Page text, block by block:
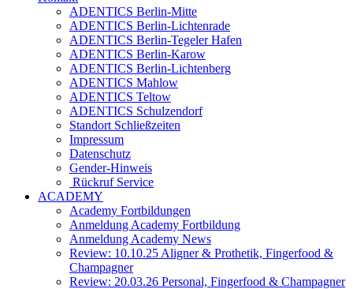
ADENTICS Berlin-Mitte
ADENTICS Berlin-Lichtenrade
ADENTICS Berlin-Tegeler Hafen
ADENTICS Berlin-Karow
ADENTICS Berlin-Lichtenberg
ADENTICS Mahlow
ADENTICS Teltow
ADENTICS Schulzendorf
Standort Schließzeiten
Impressum
Datenschutz
Gender-Hinweis
Rückruf Service
ACADEMY
Academy Fortbildungen
Anmeldung Academy Fortbildung
Anmeldung Academy News
Review: 10.10.25 Aligner & Prothetik, Fingerfood &
Champagner
Review: 20.03.26 Personal, Fingerfood & Champagner